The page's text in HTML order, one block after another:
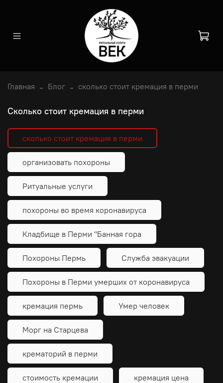
Главная Блог сколько стоит кремация в перми
сколько стоит кремация в перми
сколько стоит кремация в перми
организовать похороны
Ритуальные услуги
похороны во время коронавируса
Кладбище в Перми "Банная гора
Похороны Пермь Служба эвакуации
Похороны в Перми умерших от коронавируса
кремация пермь Умер человек
Морг на Старцева
крематорий в перми
стоимость кремации кремация цена